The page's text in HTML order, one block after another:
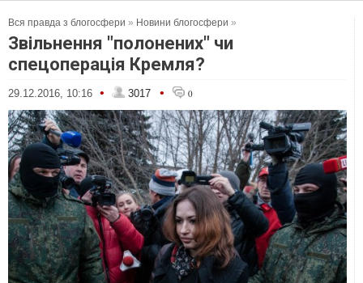
Вся правда з блогосфери » Новини блогосфери »
Звільнення "полонених" чи
спецоперація Кремля?
29.12.2016, 10:16 • 3017 • 0